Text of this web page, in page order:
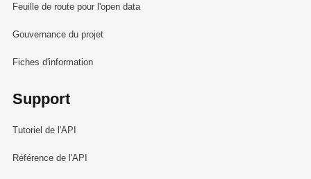
Feuille de route pour l'open data
Gouvernance du projet
Fiches d'information
Support
Tutoriel de l'API
Référence de l'API